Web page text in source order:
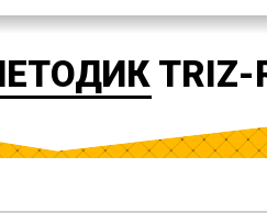
TRIZ-